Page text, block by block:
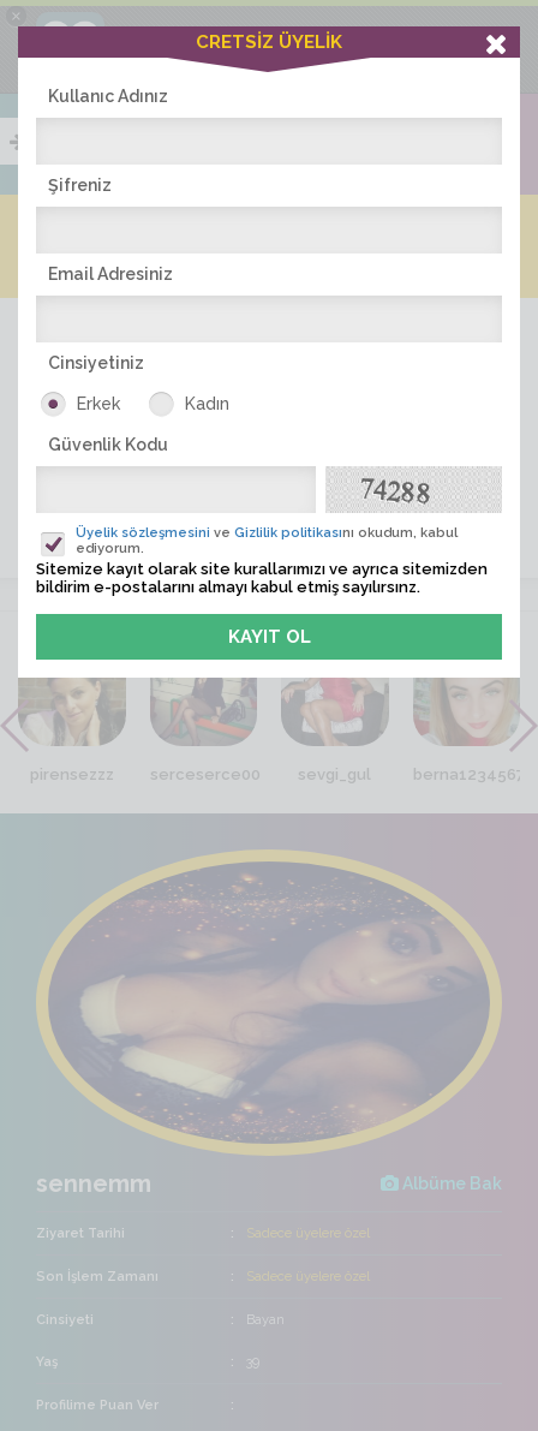
×
Ciddiask Uygulaması
+1 Hafta Gold Üyelik Kazan
Bedava - com.ciddi.ask
İNDİR
ÜYE ARA
VİTRİN
pirensezzz serceserce00 sevgi_gul berna1234567
sennemm Albüme Bak
Ziyaret Tarihi Sadece üyelere özel
Son İşlem Zamanı Sadece üyelere özel
Cinsiyeti Bayan
Yaş 39
Profilime Puan Ver
CRETSİZ ÜYELİK
Kullanıc Adınız
Şifreniz
Email Adresiniz
Cinsiyetiniz
Erkek Kadın
Güvenlik Kodu
Üyelik sözleşmesini ve Gizlilik politikasını okudum, kabul
ediyorum.
Sitemize kayıt olarak site kurallarımızı ve ayrıca sitemizden
bildirim e-postalarını almayı kabul etmiş sayılırsınz.